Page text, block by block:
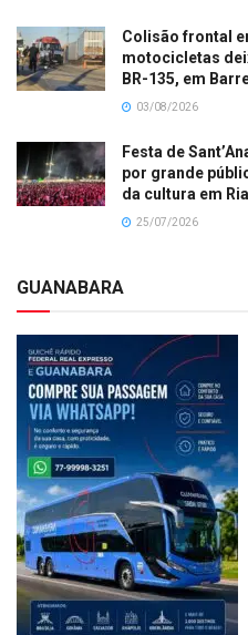
Colisão frontal
motocicletas
BR-135, em
03/08/2026
Festa de
por grande
da cultura em
25/07/2026
GUANABARA